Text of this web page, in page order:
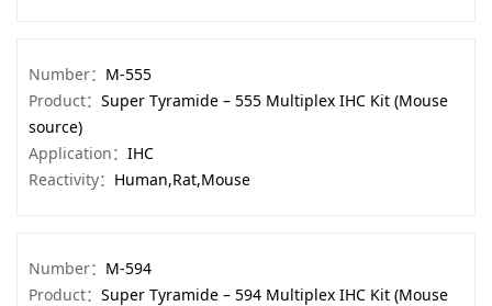
Number： M-555
Product： Super Tyramide – 555 Multiplex IHC Kit (Mouse
source)
Application： IHC
Reactivity： Human,Rat,Mouse
Number： M-594
Product： Super Tyramide – 594 Multiplex IHC Kit (Mouse